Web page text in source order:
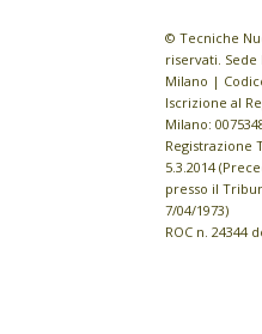
© Tecniche
riservati. Sede
Milano |
Iscrizione al
Milano:
Registrazione
5.3.2014
presso il
7/04/1973)
ROC n. 24344